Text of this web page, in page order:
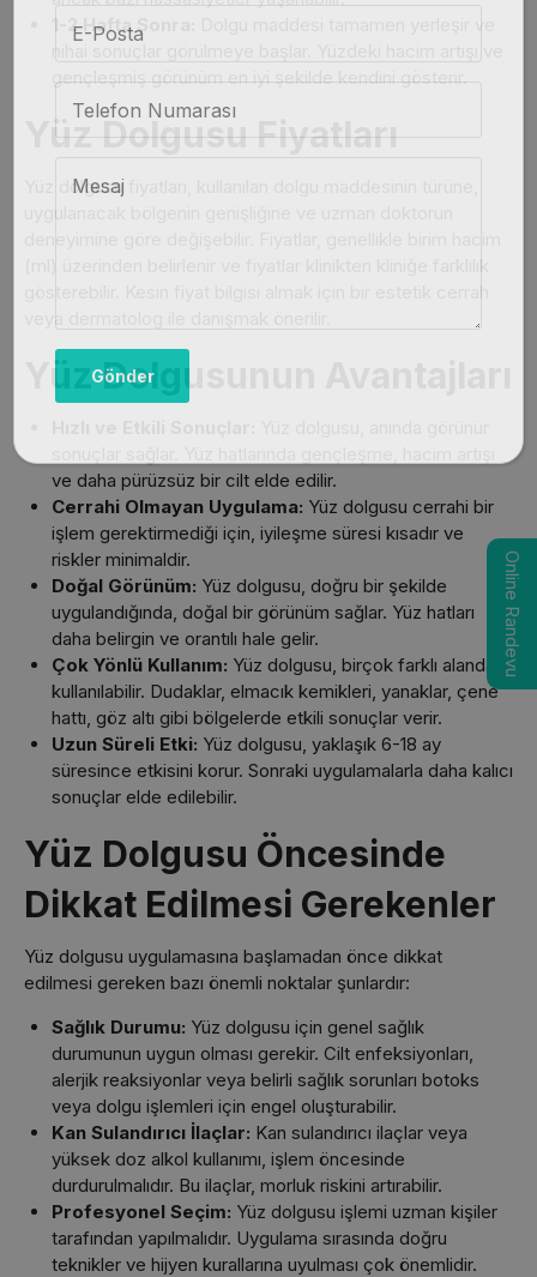
1-2 Hafta Sonra:
gençleşmiş görünüm en iyi şekilde kendini gösterir.
Yüz Dolgusu Fiyatları
Yüz dolgusu fiyatları, kullanılan dolgu maddesinin türüne,
Yüz Dolgusunun Avantajları
ve daha pürüzsüz bir cilt elde edilir.
Cerrahi Olmayan Uygulama: Yüz dolgusu cerrahi bir
işlem gerektirmediği için, iyileşme süresi kısadır ve
riskler minimaldir.
Doğal Görünüm: Yüz dolgusu, doğru bir şekilde
uygulandığında, doğal bir görünüm sağlar. Yüz hatları
daha belirgin ve orantılı hale gelir.
Çok Yönlü Kullanım: Yüz dolgusu, birçok farklı alanda
kullanılabilir. Dudaklar, elmacık kemikleri, yanaklar, çene
hattı, göz altı gibi bölgelerde etkili sonuçlar verir.
Uzun Süreli Etki: Yüz dolgusu, yaklaşık 6-18 ay
süresince etkisini korur. Sonraki uygulamalarla daha kalıcı
sonuçlar elde edilebilir.
Yüz Dolgusu Öncesinde
Dikkat Edilmesi Gerekenler
Yüz dolgusu uygulamasına başlamadan önce dikkat
edilmesi gereken bazı önemli noktalar şunlardır:
Sağlık Durumu: Yüz dolgusu için genel sağlık
durumunun uygun olması gerekir. Cilt enfeksiyonları,
alerjik reaksiyonlar veya belirli sağlık sorunları botoks
veya dolgu işlemleri için engel oluşturabilir.
Kan Sulandırıcı İlaçlar: Kan sulandırıcı ilaçlar veya
yüksek doz alkol kullanımı, işlem öncesinde
durdurulmalıdır. Bu ilaçlar, morluk riskini artırabilir.
Profesyonel Seçim: Yüz dolgusu işlemi uzman kişiler
tarafından yapılmalıdır. Uygulama sırasında doğru
teknikler ve hijyen kurallarına uyulması çok önemlidir.
Online Randevu